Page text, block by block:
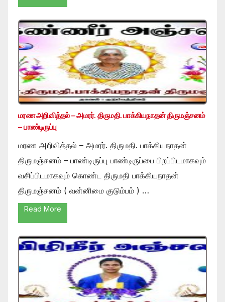
மரண அறிவித்தல் – அமரர். திருமதி. பாக்கியநாதன் திருமஞ்சனம்
– பாண்டிருப்பு
மரண அறிவித்தல் – அமரர். திருமதி. பாக்கியநாதன்
திருமஞ்சனம் – பாண்டிருப்பு பாண்டிருப்பை பிறப்பிடமாகவும்
வசிப்பிடமாகவும் கொண்ட திருமதி பாக்கியநாதன்
திருமஞ்சனம் ( வன்னிமை குடும்பம் ) …
Read More